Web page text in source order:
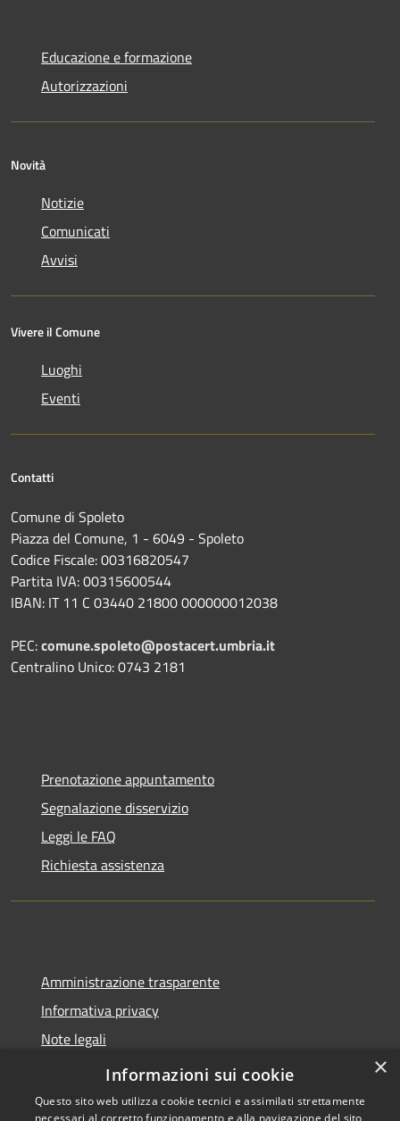
Educazione e formazione
Autorizzazioni
Novità
Notizie
Comunicati
Avvisi
Vivere il Comune
Luoghi
Eventi
Contatti
Comune di Spoleto
Piazza del Comune, 1 - 6049 - Spoleto
Codice Fiscale: 00316820547
Partita IVA: 00315600544
IBAN: IT 11 C 03440 21800 000000012038
PEC:comune.spoleto@postacert.umbria.it
Centralino Unico: 0743 2181
Prenotazione appuntamento
Segnalazione disservizio
Leggi le FAQ
Richiesta assistenza
Amministrazione trasparente
Informativa privacy
Note legali
Dichiarazione di accessibilità
×
Informazioni sui cookie
Questo sito web utilizza cookie tecnici e assimilati strettamente
necessari al corretto funzionamento e alla navigazione del sito,